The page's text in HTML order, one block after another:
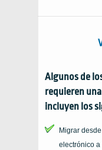
Algunos de
requieren
incluyen los
Migrar
electrónico a